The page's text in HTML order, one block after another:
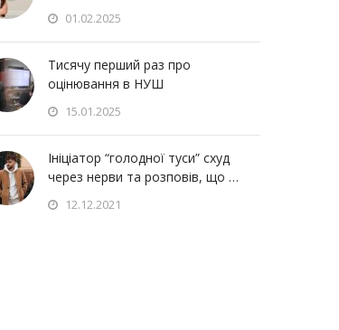
01.02.2025
Тисячу перший раз про
оцінювання в НУШ
15.01.2025
Ініціатор “голодної туси” схуд
через нерви та розповів, що …
12.12.2021